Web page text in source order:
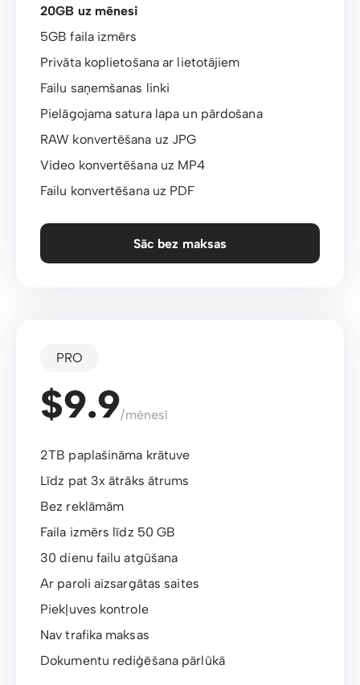
20GB uz mēnesi
5GB faila izmērs
Privāta koplietošana ar lietotājiem
Failu saņemšanas linki
Pielāgojama satura lapa un pārdošana
RAW konvertēšana uz JPG
Video konvertēšana uz MP4
Failu konvertēšana uz PDF
Sāc bez maksas
PRO
$9.9/mēnesī
2TB paplašināma krātuve
Līdz pat 3x ātrāks ātrums
Bez reklāmām
Faila izmērs līdz 50 GB
30 dienu failu atgūšana
Ar paroli aizsargātas saites
Piekļuves kontrole
Nav trafika maksas
Dokumentu rediģēšana pārlūkā